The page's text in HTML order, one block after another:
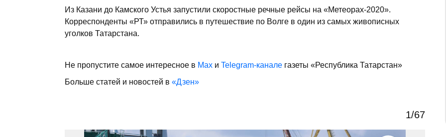
Из Казани до Камского Устья запустили скоростные речные рейсы на «Метеорах-2020».
Корреспонденты «РТ» отправились в путешествие по Волге в один из самых живописных
уголков Татарстана.
Не пропустите самое интересное в Max и Telegram-канале газеты «Республика Татарстан»
Больше статей и новостей в «Дзен»
1/67